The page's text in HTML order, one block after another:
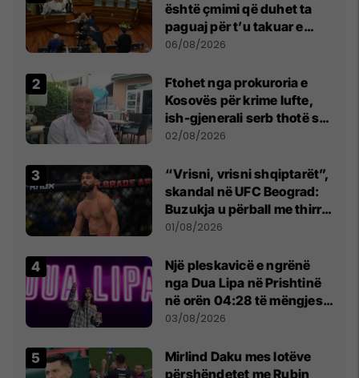
është çmimi që duhet ta
paguaj për t’u takuar e
bashkëbiseduar jam i
06/08/2026
Ftohet nga prokuroria e
Kosovës për krime lufte,
ish-gjenerali serb thotë se
dikush e tradhtoi në
02/08/2026
“Vrisni, vrisni shqiptarët”,
skandal në UFC Beograd:
Buzukja u përball me thirrje
anti-shqiptare nga
01/08/2026
Një pleskavicë e ngrënë
nga Dua Lipa në Prishtinë
në orën 04:28 të mëngjesit
- dhe bota digjitale serbe
03/08/2026
Mirlind Daku mes lotëve
përshëndetet me Rubin